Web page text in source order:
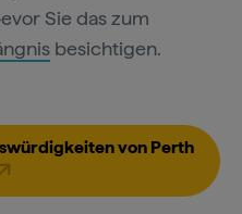
Sie das zum
besichtigen.
von Perth